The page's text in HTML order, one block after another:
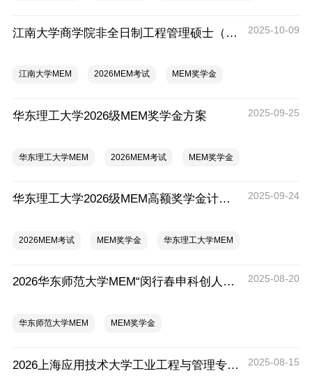
江南大学商学院非全日制工程管理硕士（MEM）奖学金制度 2025-10-09
江南大学MEM 2026MEM考试 MEM奖学金
华东理工大学2026级MEM奖学金方案 2025-09-25
华东理工大学MEM 2026MEM考试 MEM奖学金
华东理工大学2026级MEM高额奖学金计划启动 2025-09-24
2026MEM考试 MEM奖学金 华东理工大学MEM
2026华东师范大学MEM“闵行春申科创人才”专项奖学金 2025-08-20
华东师范大学MEM MEM奖学金
2026上海应用技术大学工业工程与管理专业硕士（MEM）奖学金 2025-08-15